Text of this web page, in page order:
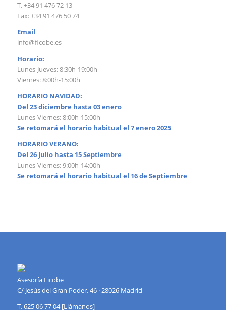
T. +34 91 476 72 13
Fax: +34 91 476 50 74
Email
info@ficobe.es
Horario:
Lunes-Jueves: 8:30h-19:00h
Viernes: 8:00h-15:00h
HORARIO NAVIDAD:
Del 23 diciembre hasta 03 enero
Lunes-Viernes: 8:00h-15:00h
Se retomará el horario habitual el 7 enero 2025
HORARIO VERANO:
Del 26 Julio hasta 15 Septiembre
Lunes-Viernes: 9:00h-14:00h
Se retomará el horario habitual el 16 de Septiembre
Asesoría Ficobe
C/ Jesús del Gran Poder, 46 · 28026 Madrid
T. 625 06 77 04 [Llámanos]